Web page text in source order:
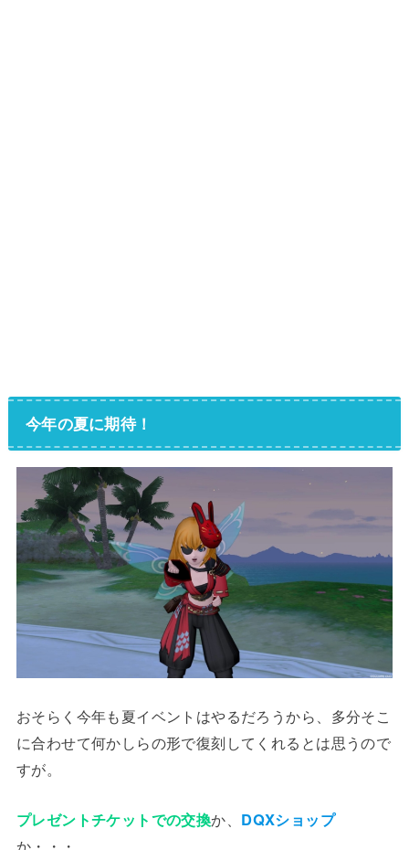
今年の夏に期待！
おそらく今年も夏イベントはやるだろうから、多分そこ
に合わせて何かしらの形で復刻してくれるとは思うので
すが。
プレゼントチケットでの交換か、 DQXショップ
か・・・